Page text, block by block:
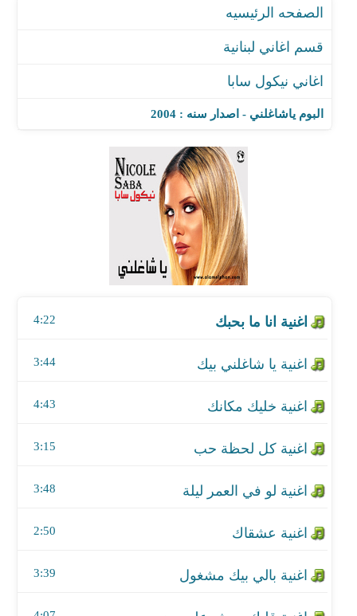
البوم ياشاغلني - اصدار سنه : 2004
اغنية انا ما بحبك
4:22
اغنية يا شاغلني بيك
3:44
اغنية خليك مكانك
4:43
اغنية كل لحظة حب
3:15
اغنية لو في العمر ليلة
3:48
اغنية عشقاك
2:50
3:39
اغنية فاضل ثواني